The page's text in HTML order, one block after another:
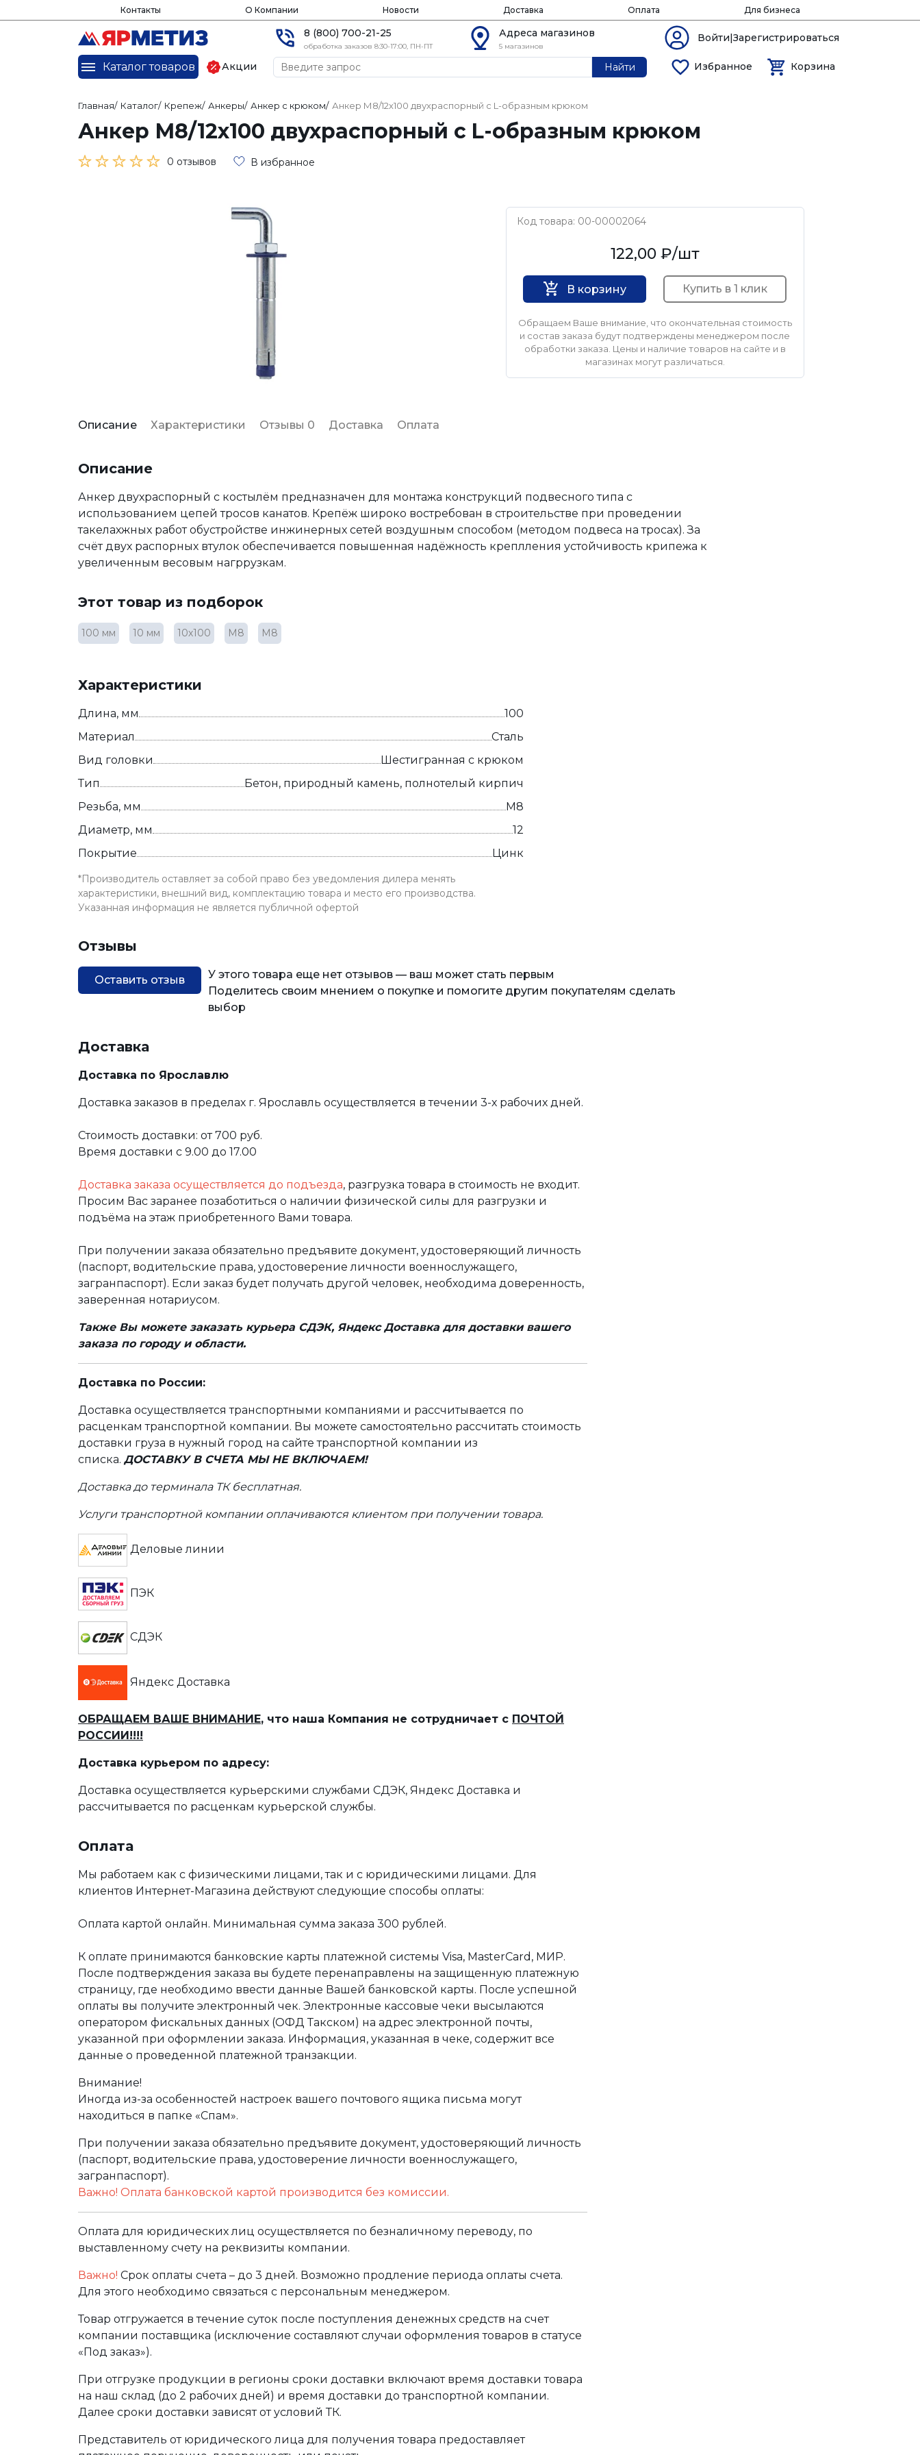
Контакты О Компании Новости Доставка Оплата Для бизнеса
8 (800) 700-21-25
обработка заказов 8:30-17:00, ПН-ПТ
Адреса магазинов
5 магазинов
Войти|Зарегистрироваться
Каталог товаров Акции Найти Избранное Корзина
Главная/ Каталог/ Крепеж/ Анкеры/ Анкер с крюком/ Анкер М8/12х100 двухраспорный с L-образным крюком
Анкер М8/12х100 двухраспорный с L-образным крюком
0 отзывов В избранное
Код товара: 00-00002064
122,00 ₽/шт
В корзину Купить в 1 клик
Обращаем Ваше внимание, что окончательная стоимость
и состав заказа будут подтверждены менеджером после
обработки заказа. Цены и наличие товаров на сайте и в
магазинах могут различаться.
Описание Характеристики Отзывы 0 Доставка Оплата
Описание
Анкер двухраспорный с костылём предназначен для монтажа конструкций подвесного типа с
использованием цепей тросов канатов. Крепёж широко востребован в строительстве при проведении
такелахжных работ обустройстве инжинерных сетей воздушным способом (методом подвеса на тросах). За
счёт двух распорных втулок обеспечивается повышенная надёжность креплления устойчивость крипежа к
увеличенным весовым нагррузкам.
Этот товар из подборок
100 мм 10 мм 10х100 М8 М8
Характеристики
Длина, мм
100
Материал
Сталь
Вид головки
Шестигранная с крюком
Тип
Бетон, природный камень, полнотелый кирпич
Резьба, мм
М8
Диаметр, мм
12
Покрытие
Цинк
*Производитель оставляет за собой право без уведомления дилера менять
характеристики, внешний вид, комплектацию товара и место его производства.
Указанная информация не является публичной офертой
Отзывы
Оставить отзыв
У этого товара еще нет отзывов — ваш может стать первым
Поделитесь своим мнением о покупке и помогите другим покупателям сделать
выбор
Доставка
Доставка по Ярославлю
Доставка заказов в пределах г. Ярославль осуществляется в течении 3-х рабочих дней.
Стоимость доставки: от 700 руб.
Время доставки с 9.00 до 17.00
Доставка заказа осуществляется до подъезда, разгрузка товара в стоимость не входит.
Просим Вас заранее позаботиться о наличии физической силы для разгрузки и
подъёма на этаж приобретенного Вами товара.
При получении заказа обязательно предъявите документ, удостоверяющий личность
(паспорт, водительские права, удостоверение личности военнослужащего,
загранпаспорт). Если заказ будет получать другой человек, необходима доверенность,
заверенная нотариусом.
Также Вы можете заказать курьера СДЭК, Яндекс Доставка для доставки вашего
заказа по городу и области.
Доставка по России:
Доставка осуществляется транспортными компаниями и рассчитывается по
расценкам транспортной компании. Вы можете самостоятельно рассчитать стоимость
доставки груза в нужный город на сайте транспортной компании из
списка. ДОСТАВКУ В СЧЕТА МЫ НЕ ВКЛЮЧАЕМ!
Доставка до терминала ТК бесплатная.
Услуги транспортной компании оплачиваются клиентом при получении товара.
Деловые линии
ПЭК
СДЭК
Яндекс Доставка
ОБРАЩАЕМ ВАШЕ ВНИМАНИЕ, что наша Компания не сотрудничает с ПОЧТОЙ
РОССИИ!!!!
Доставка курьером по адресу:
Доставка осуществляется курьерскими службами СДЭК, Яндекс Доставка и
рассчитывается по расценкам курьерской службы.
Оплата
Мы работаем как с физическими лицами, так и с юридическими лицами. Для
клиентов Интернет-Магазина действуют следующие способы оплаты:
Оплата картой онлайн. Минимальная сумма заказа 300 рублей.
К оплате принимаются банковские карты платежной системы Visa, MasterCard, МИР.
После подтверждения заказа вы будете перенаправлены на защищенную платежную
страницу, где необходимо ввести данные Вашей банковской карты. После успешной
оплаты вы получите электронный чек. Электронные кассовые чеки высылаются
оператором фискальных данных (ОФД Такском) на адрес электронной почты,
указанной при оформлении заказа. Информация, указанная в чеке, содержит все
данные о проведенной платежной транзакции.
Внимание!
Иногда из-за особенностей настроек вашего почтового ящика письма могут
находиться в папке «Спам».
При получении заказа обязательно предъявите документ, удостоверяющий личность
(паспорт, водительские права, удостоверение личности военнослужащего,
загранпаспорт).
Важно! Оплата банковской картой производится без комиссии.
Оплата для юридических лиц осуществляется по безналичному переводу, по
выставленному счету на реквизиты компании.
Важно! Срок оплаты счета – до 3 дней. Возможно продление периода оплаты счета.
Для этого необходимо связаться с персональным менеджером.
Товар отгружается в течение суток после поступления денежных средств на счет
компании поставщика (исключение составляют случаи оформления товаров в статусе
«Под заказ»).
При отгрузке продукции в регионы сроки доставки включают время доставки товара
на наш склад (до 2 рабочих дней) и время доставки до транспортной компании.
Далее сроки доставки зависят от условий ТК.
Представитель от юридического лица для получения товара предоставляет